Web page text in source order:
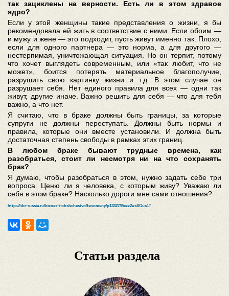
так зациклены на верности. Есть ли в этом здравое
ядро?
Если у этой женщины такие представления о жизни, я бы
рекомендовала ей жить в соответствие с ними. Если обоим —
и мужу и жене — это подходит, пусть живут именно так. Плохо,
если для одного партнера — это норма, а для другого —
нестерпимая, уничтожающая ситуация. Но он терпит, потому
что хочет выглядеть современным, или «так любит, что не
может», боится потерять материальное благополучие,
разрушить свою картинку жизни и т.д. В этом случае он
разрушает себя. Нет единого правила для всех — одни так
живут, другие иначе. Важно решить для себя — что для тебя
важно, а что нет.
Я считаю, что в браке должны быть границы, за которые
супруги не должны переступать. Должны быть нормы и
правила, которые они вместе установили. И должна быть
достаточная степень свободы в рамках этих границ.
В любом браке бывают трудные времена, как
разобраться, стоит ли несмотря ни на что сохранять
брак?
Я думаю, чтобы разобраться в этом, нужно задать себе три
вопроса. Ценю ли я человека, с которым живу? Уважаю ли
себя в этом браке? Насколько дороги мне сами отношения?
http://hbr-russia.ru/biznes-i-obshchestvo/fenomeny/p13327/#ixzz2usSOus1T
Статьи раздела